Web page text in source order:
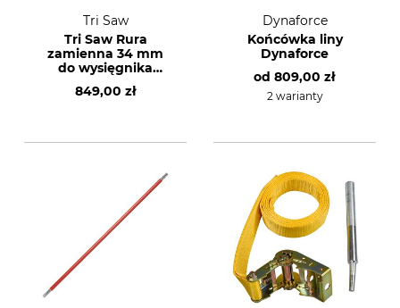
Tri Saw
Tri Saw Rura
zamienna 34 mm
do wysięgnika
teleskopowego Tri
Saw Lock 25 KKG
849,00 zł
Dynaforce
Końcówka liny
Dynaforce
od 809,00 zł
2 warianty